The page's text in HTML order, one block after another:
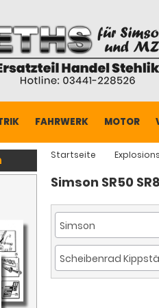
FAHRWERK MOTOR
Startseite
Simson SR50